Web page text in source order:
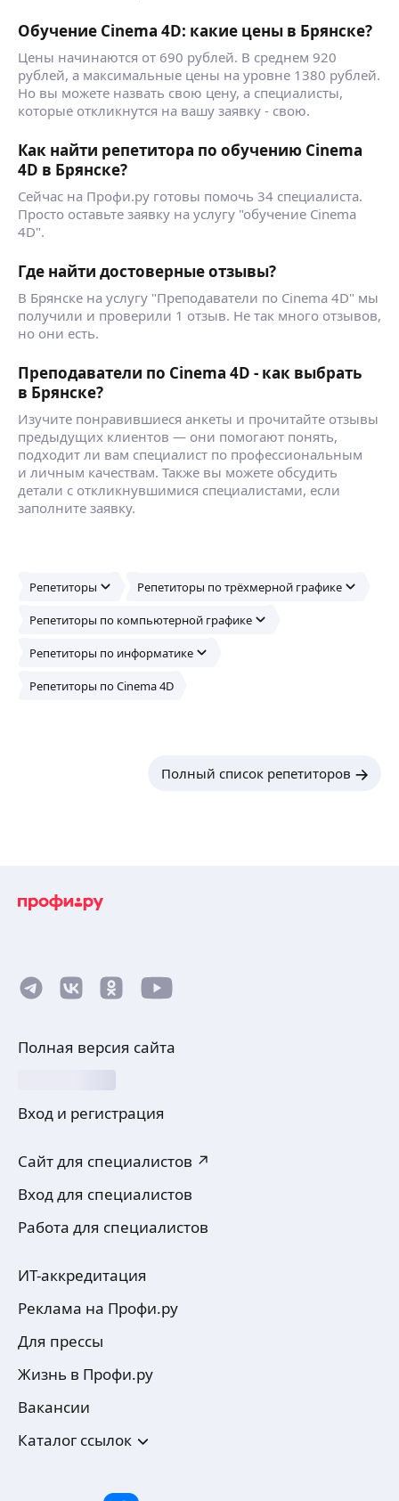
Обучение Cinema 4D: какие цены в Брянске?
Цены начинаются от 690 рублей. В среднем 920
рублей, а максимальные цены на уровне 1380 рублей.
Но вы можете назвать свою цену, а специалисты,
которые откликнутся на вашу заявку - свою.
Как найти репетитора по обучению Cinema
4D в Брянске?
Сейчас на Профи.ру готовы помочь 34 специалиста.
Просто оставьте заявку на услугу "обучение Cinema
4D".
Где найти достоверные отзывы?
В Брянске на услугу "Преподаватели по Cinema 4D" мы
получили и проверили 1 отзыв. Не так много отзывов,
но они есть.
Преподаватели по Cinema 4D - как выбрать
в Брянске?
Изучите понравившиеся анкеты и прочитайте отзывы
предыдущих клиентов — они помогают понять,
подходит ли вам специалист по профессиональным
и личным качествам. Также вы можете обсудить
детали с откликнувшимися специалистами, если
заполните заявку.
Репетиторы Репетиторы по трёхмерной графике
Репетиторы по компьютерной графике
Репетиторы по информатике
Репетиторы по Cinema 4D
Полный список репетиторов
Полная версия сайта
Вход и регистрация
Сайт для специалистов ↗
Вход для специалистов
Работа для специалистов
ИТ-аккредитация
Реклама на Профи.ру
Для прессы
Жизнь в Профи.ру
Вакансии
Каталог ссылок